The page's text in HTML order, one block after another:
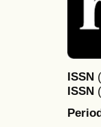
ISSN (
ISSN (